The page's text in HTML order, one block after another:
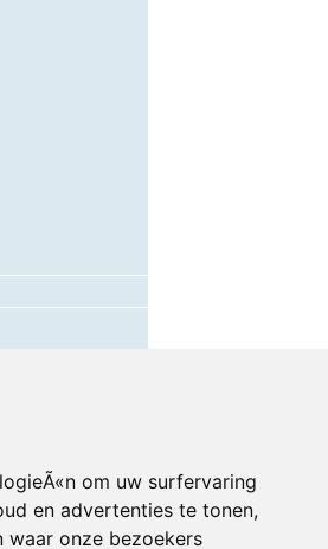
om uw surfervaring
en advertenties te tonen,
waar onze bezoekers